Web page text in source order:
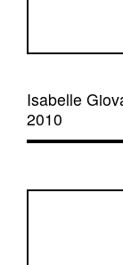
Isabelle
2010